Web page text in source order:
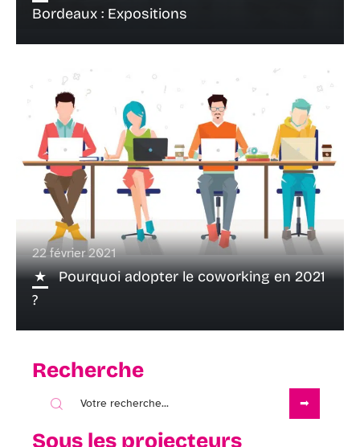
Bordeaux : Expositions
22 février 2021
Pourquoi adopter le coworking en 2021
?
Recherche
Sous les projecteurs